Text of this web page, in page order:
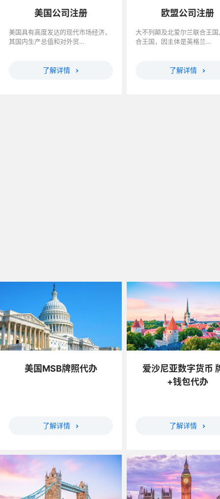
美国公司注册
美国具有高度发达的现代市场经济，
其国内生产总值和对外贸…
了解详情
欧盟公司注册
大不列颠及北爱尔兰联合王
合王国，因主体是英格兰…
了解详情
美国MSB牌照代办
了解详情
爱沙尼亚数字货币
+钱包代办
了解详情